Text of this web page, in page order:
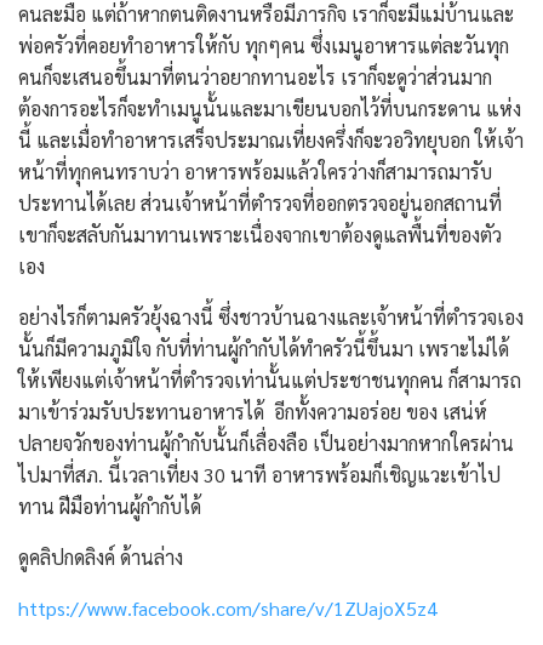
คนละมือ แต่ถ้าหากตนติดงานหรือมีภารกิจ เราก็จะมีแม่บ้านและ
พ่อครัวที่คอยทำอาหารให้กับ ทุกๆคน ซึ่งเมนูอาหารแต่ละวันทุก
คนก็จะเสนอขึ้นมาที่ตนว่าอยากทานอะไร เราก็จะดูว่าส่วนมาก
ต้องการอะไรก็จะทำเมนูนั้นและมาเขียนบอกไว้ที่บนกระดาน แห่ง
นี้ และเมื่อทำอาหารเสร็จประมาณเที่ยงครึ่งก็จะวอวิทยุบอก ให้เจ้า
หน้าที่ทุกคนทราบว่า อาหารพร้อมแล้วใครว่างก็สามารถมารับ
ประทานได้เลย ส่วนเจ้าหน้าที่ตำรวจที่ออกตรวจอยู่นอกสถานที่
เขาก็จะสลับกันมาทานเพราะเนื่องจากเขาต้องดูแลพื้นที่ของตัว
เอง
อย่างไรก็ตามครัวยุ้งฉางนี้ ซึ่งชาวบ้านฉางและเจ้าหน้าที่ตำรวจเอง
นั้นก็มีความภูมิใจ กับที่ท่านผู้กำกับได้ทำครัวนี้ขึ้นมา เพราะไม่ได้
ให้เพียงแต่เจ้าหน้าที่ตำรวจเท่านั้นแต่ประชาชนทุกคน ก็สามารถ
มาเข้าร่วมรับประทานอาหารได้ อีกทั้งความอร่อย ของ เสน่ห์
ปลายจวักของท่านผู้กำกับนั้นก็เลื่องลือ เป็นอย่างมากหากใครผ่าน
ไปมาที่สภ. นี้เวลาเที่ยง 30 นาที อาหารพร้อมก็เชิญแวะเข้าไป
ทาน ฝีมือท่านผู้กำกับได้
ดูคลิปกดลิงค์ ด้านล่าง
https://www.facebook.com/share/v/1ZUajoX5z4